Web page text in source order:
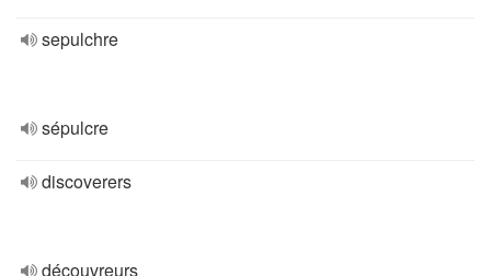
sepulchre
sépulcre
discoverers
découvreurs